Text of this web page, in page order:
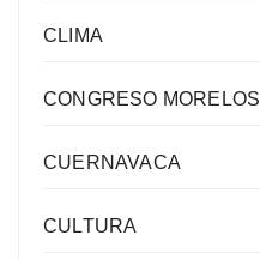
CLIMA
CONGRESO MORELOS
CUERNAVACA
CULTURA